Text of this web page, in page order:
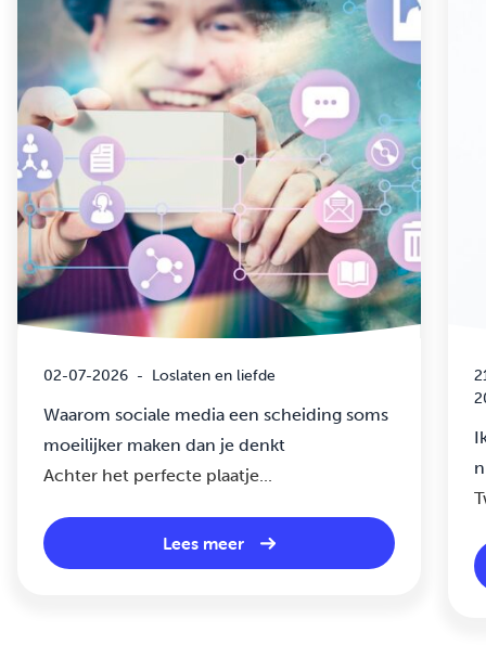
02-07-2026 - Loslaten en liefde
Waarom sociale media een scheiding soms
moeilijker maken dan je denkt
Achter het perfecte plaatje...
Lees meer